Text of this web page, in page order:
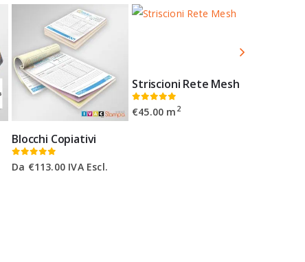
Blocchi Copiativi
0 Su 5
Da €113.00 IVA Escl.
Striscioni Rete Mesh
0 Su 5
€45.00 m 2